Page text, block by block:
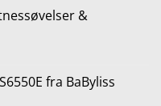
kr..
&
fra BaByliss